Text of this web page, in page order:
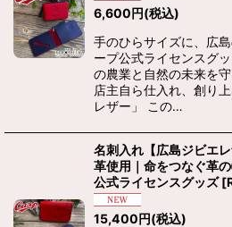
6,600円(税込)
手のひらサイズに、広
ープ公式ライセンスグ
の農業と自然の未来を
店主自ら仕入れ、創り
レザー」 この…
名刺入れ【広島ジビエ
革使用｜命をつなぐ革
公式ライセンスグッズ [
15,400円(税込)